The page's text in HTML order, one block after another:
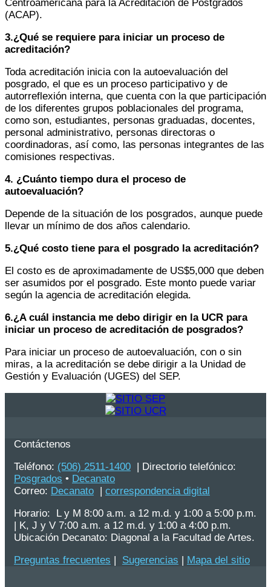
Centroamericana para la Acreditación de Postgrados
(ACAP).
3.¿Qué se requiere para iniciar un proceso de
acreditación?
Toda acreditación inicia con la autoevaluación del
posgrado, el que es un proceso participativo y de
autorreflexión interna, que cuenta con la que participación
de los diferentes grupos poblacionales del programa,
como son, estudiantes, personas graduadas, docentes,
personal administrativo, personas directoras o
coordinadoras, así como, las personas integrantes de las
comisiones respectivas.
4. ¿Cuánto tiempo dura el proceso de
autoevaluación?
Depende de la situación de los posgrados, aunque puede
llevar un mínimo de dos años calendario.
5.¿Qué costo tiene para el posgrado la acreditación?
El costo es de aproximadamente de US$5,000 que deben
ser asumidos por el posgrado. Este monto puede variar
según la agencia de acreditación elegida.
6.¿A cuál instancia me debo dirigir en la UCR para
iniciar un proceso de acreditación de posgrados?
Para iniciar un proceso de autoevaluación, con o sin
miras, a la acreditación se debe dirigir a la Unidad de
Gestión y Evaluación (UGES) del SEP.
Contáctenos
Teléfono: (506) 2511-1400 | Directorio telefónico:
Posgrados • Decanato
Correo: Decanato
correspondencia digital
Horario: L y M 8:00 a.m. a 12 m.d. y 1:00 a 5:00 p.m.
| K, J y V 7:00 a.m. a 12 m.d. y 1:00 a 4:00 p.m.
Ubicación Decanato: Diagonal a la Facultad de Artes.
Preguntas frecuentes
Sugerencias Mapa del sitio